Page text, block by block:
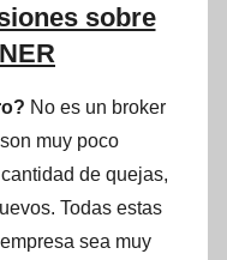
sobre
No es un broker
muy poco
de quejas,
Todas estas
sea muy